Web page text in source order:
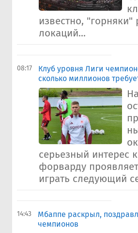
известно,
локаций...
08:17
Клуб уровня Лиги
сколько миллионов
серьезный интерес
форварду
играть следующий
14:43
Мбаппе раскрыл,
чемпионов